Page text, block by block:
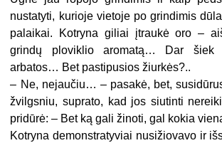
nustatyti, kurioje vietoje po grindimis
palaikai. Kotryna giliai įtraukė oro –
grindų ploviklio aromatą… Dar šiek
arbatos… Bet pastipusios žiurkės?..
– Ne, nejaučiu… – pasakė, bet,
žvilgsniu, suprato, kad jos siutinti
pridūrė: – Bet ką gali žinoti, gal kokia
Kotryna demonstratyviai nusižiovavo ir